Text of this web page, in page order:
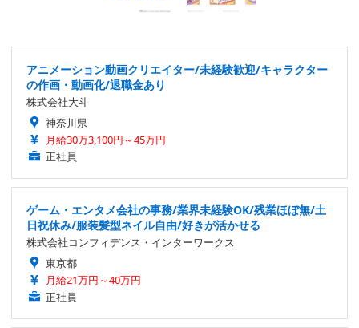
アニメーション動画クリエイター/未経験歓迎/キャラクター
の作画・動画化/退職金あり
株式会社大斗
神奈川県
月給30万3,100円～45万円
正社員
ゲーム・エンタメ会社の事務/業界未経験OK/残業ほぼ無/土
日祝休み/服装髪型ネイル自由/好きが活かせる
株式会社コンフィデンス・インターワークス
東京都
月給21万円～40万円
正社員